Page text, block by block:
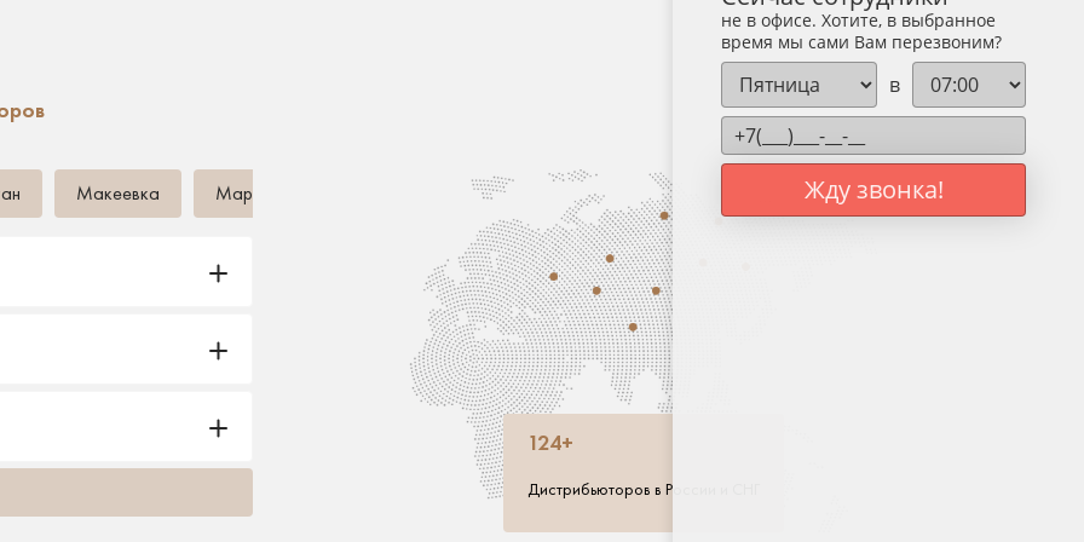
Макеевка Мариуполь Донецк (ДНР) Луганск (ЛНР)
НОВОКОСИНО
г. Ереван, ул. Ширак 47/14
+374 (44) 008-007
info@anira.am
124+
Дистрибьюторов в России и СНГ
не в офисе. Хотите, в выбранное
время мы сами Вам перезвоним?
в
Жду звонка!